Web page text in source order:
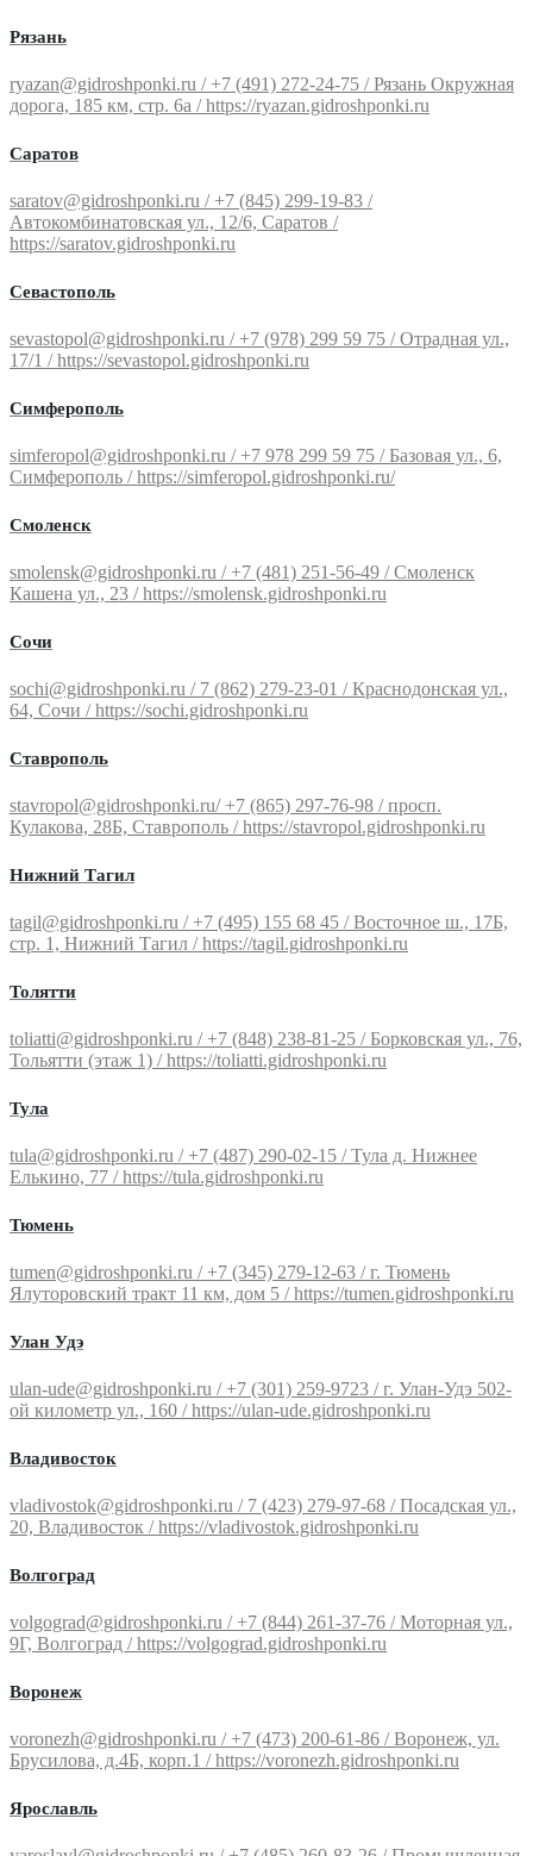
Рязань
ryazan@gidroshponki.ru / +7 (491) 272-24-75 / Рязань Окружная
дорога, 185 км, стр. 6а / https://ryazan.gidroshponki.ru
Саратов
saratov@gidroshponki.ru / +7 (845) 299-19-83 /
Автокомбинатовская ул., 12/6, Саратов /
https://saratov.gidroshponki.ru
Севастополь
sevastopol@gidroshponki.ru / +7 (978) 299 59 75 / Отрадная ул.,
17/1 / https://sevastopol.gidroshponki.ru
Симферополь
simferopol@gidroshponki.ru / +7 978 299 59 75 / Базовая ул., 6,
Симферополь / https://simferopol.gidroshponki.ru/
Смоленск
smolensk@gidroshponki.ru / +7 (481) 251-56-49 / Смоленск
Кашена ул., 23 / https://smolensk.gidroshponki.ru
Сочи
sochi@gidroshponki.ru / 7 (862) 279-23-01 / Краснодонская ул.,
64, Сочи / https://sochi.gidroshponki.ru
Ставрополь
stavropol@gidroshponki.ru/ +7 (865) 297-76-98 / просп.
Кулакова, 28Б, Ставрополь / https://stavropol.gidroshponki.ru
Нижний Тагил
tagil@gidroshponki.ru / +7 (495) 155 68 45 / Восточное ш., 17Б,
стр. 1, Нижний Тагил / https://tagil.gidroshponki.ru
Толятти
toliatti@gidroshponki.ru / +7 (848) 238-81-25 / Борковская ул., 76,
Тольятти (этаж 1) / https://toliatti.gidroshponki.ru
Тула
tula@gidroshponki.ru / +7 (487) 290-02-15 / Тула д. Нижнее
Елькино, 77 / https://tula.gidroshponki.ru
Тюмень
tumen@gidroshponki.ru / +7 (345) 279-12-63 / г. Тюмень
Ялуторовский тракт 11 км, дом 5 / https://tumen.gidroshponki.ru
Улан Удэ
ulan-ude@gidroshponki.ru / +7 (301) 259-9723 / г. Улан-Удэ 502-
ой километр ул., 160 / https://ulan-ude.gidroshponki.ru
Владивосток
vladivostok@gidroshponki.ru / 7 (423) 279-97-68 / Посадская ул.,
20, Владивосток / https://vladivostok.gidroshponki.ru
Волгоград
volgograd@gidroshponki.ru / +7 (844) 261-37-76 / Моторная ул.,
9Г, Волгоград / https://volgograd.gidroshponki.ru
Воронеж
voronezh@gidroshponki.ru / +7 (473) 200-61-86 / Воронеж, ул.
Брусилова, д.4Б, корп.1 / https://voronezh.gidroshponki.ru
Ярославль